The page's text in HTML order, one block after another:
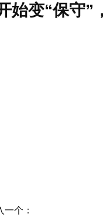
始变“保守”
个：